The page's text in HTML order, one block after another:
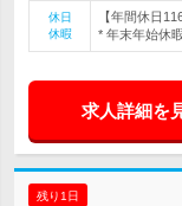
休日
休暇
【年間休日
* 年末年始休
求人詳細を
残り1日